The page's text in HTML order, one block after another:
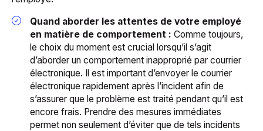
Quand aborder les attentes de votre employé
en matière de comportement :Comme toujours,
le choix du moment est crucial lorsqu’il s’agit
d’aborder un comportement inapproprié par courrier
électronique. Il est important d’envoyer le courrier
électronique rapidement après l’incident afin de
s’assurer que le problème est traité pendant qu’il est
encore frais. Prendre des mesures immédiates
permet non seulement d’éviter que de tels incidents